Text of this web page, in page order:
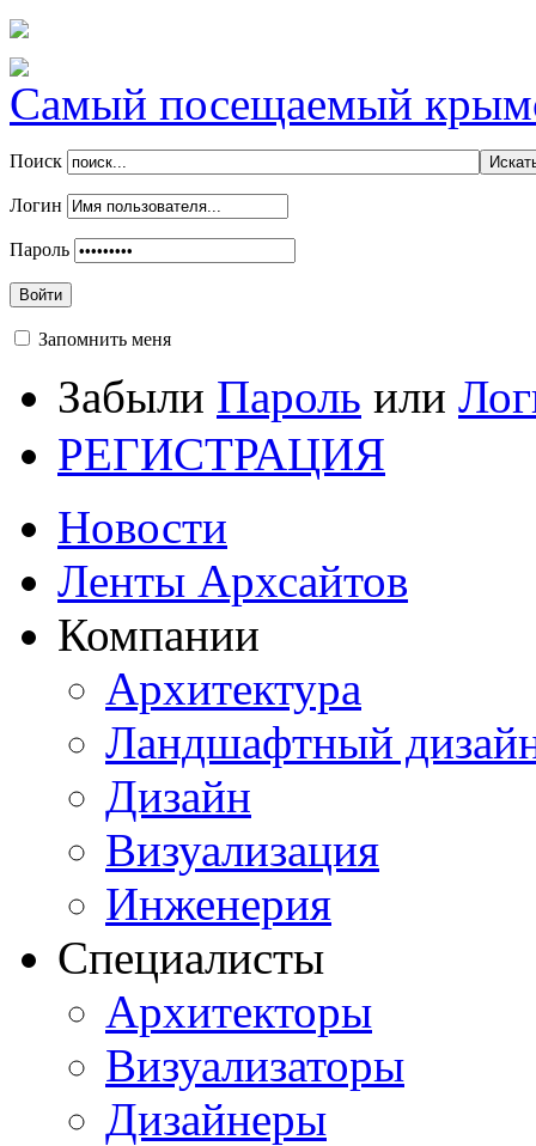
Самый посещаемый
Поиск
Логин
Пароль
Войти
Запомнить меня
Забыли Пароль или
РЕГИСТРАЦИЯ
Новости
Ленты Архсайтов
Компании
Архитектура
Ландшафтный
Дизайн
Визуализация
Инженерия
Специалисты
Архитекторы
Визуализаторы
Дизайнеры